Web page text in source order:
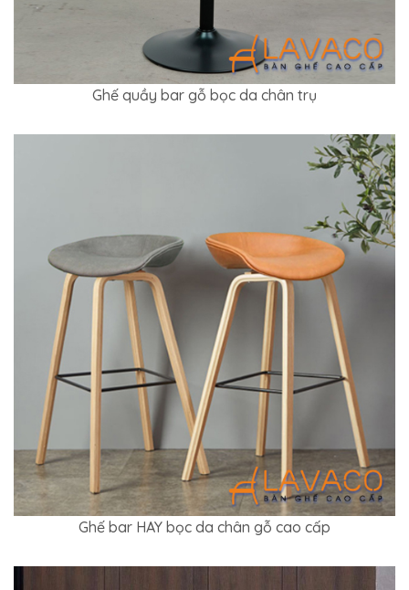
Ghế quầy bar gỗ bọc da chân trụ
Ghế bar HAY bọc da chân gỗ cao cấp